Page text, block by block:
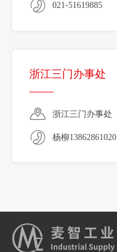
021-51619885
浙江三门办事处
浙江三门办事处
杨柳13862861020